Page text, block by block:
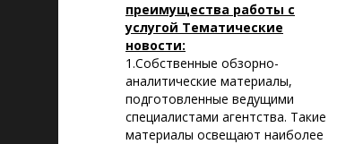
преимущества работы с
услугой Тематические
новости:
1.Собственные обзорно-
аналитические материалы,
подготовленные ведущими
специалистами агентства. Такие
материалы освещают наиболее